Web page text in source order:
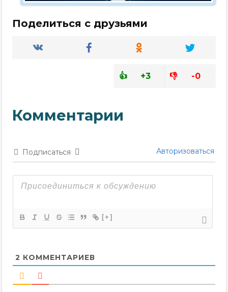
+3 -0
Подписаться Авторизоваться
[+]
2 КОММЕНТАРИЕВ